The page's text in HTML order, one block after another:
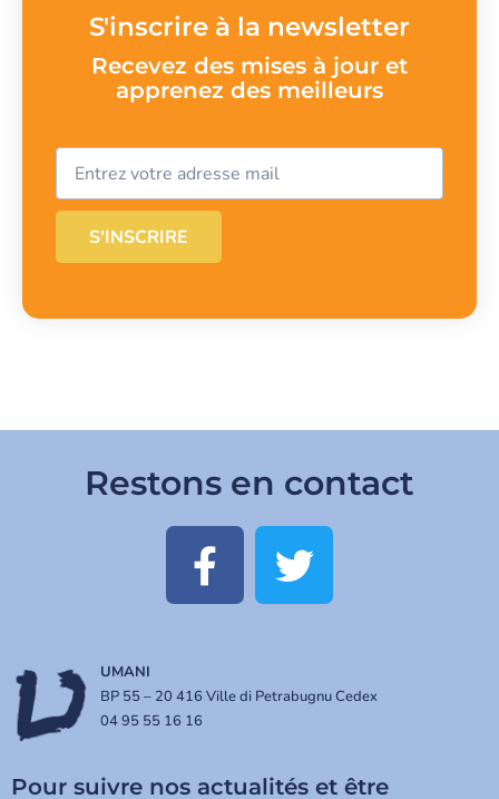
S'inscrire à la newsletter
Recevez des mises à jour et
apprenez des meilleurs
S'INSCRIRE
Restons en contact
UMANI
BP 55 – 20 416 Ville di Petrabugnu Cedex
04 95 55 16 16
Pour suivre nos actualités et être